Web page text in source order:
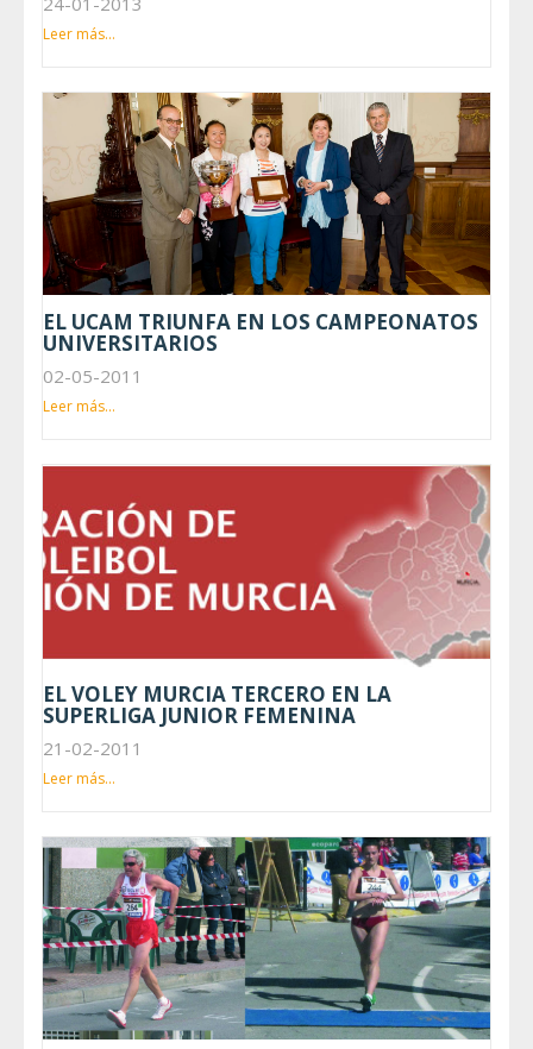
Leer más...
EL UCAM TRIUNFA EN LOS CAMPEONATOS
UNIVERSITARIOS
02-05-2011
Leer más...
EL VOLEY MURCIA TERCERO EN LA
SUPERLIGA JUNIOR FEMENINA
21-02-2011
Leer más...